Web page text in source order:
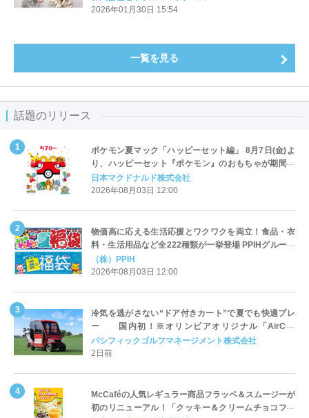
2026年01月30日 15:54
一覧を見る
話題のリリース
ポケモン夏マック「ハッピーセット編」 8月7日(金)よ
り、ハッピーセット『ポケモン』のおもちゃが期間限
定登場
日本マクドナルド株式会社
2026年08月03日 12:00
物価高に応える生活応援とワクワクを両立！食品・衣
料・生活用品など全222種類が一挙登場 PPIHグループ
「夏福袋」＆セール 8月6日(木)より順次スタート
（株）PPIH
2026年08月03日 12:00
冷気を逃がさない“ドア付きカート”で夏でも快適プレ
ー 国内初！※オリンピアオリジナル「AirCon
Cart（エアコンカート）」導入 | ＰＧＭ
パシフィックゴルフマネージメント株式会社
2日前
McCaféの人気レギュラー商品フラッペ＆スムージーが
初のリニューアル！「クッキー＆クリームチョコフラ